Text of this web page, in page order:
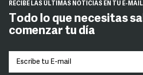
RECIBE LAS ÚLTIMAS NOTICIAS EN TU E-MAIL
Todo lo que necesitas
comenzar tu día